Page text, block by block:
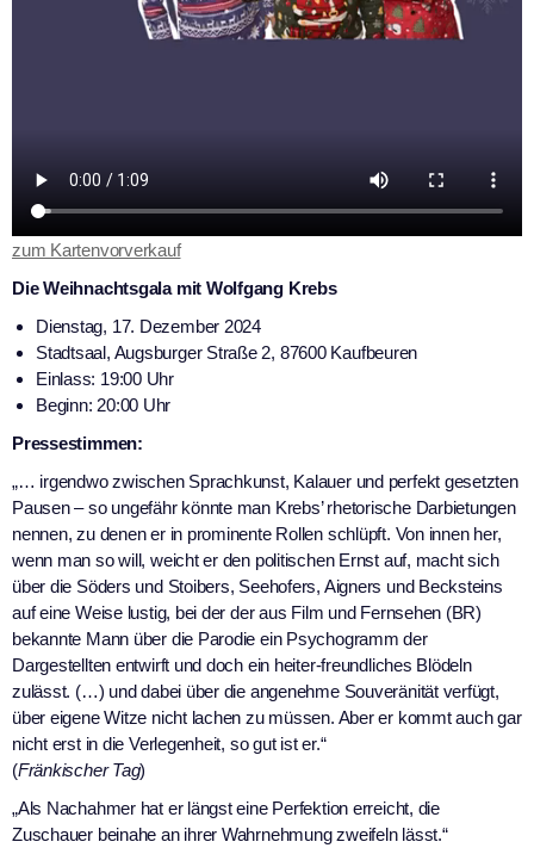
zum Kartenvorverkauf
Die Weihnachtsgala mit Wolfgang Krebs
Dienstag, 17. Dezember 2024
Stadtsaal, Augsburger Straße 2, 87600 Kaufbeuren
Einlass: 19:00 Uhr
Beginn: 20:00 Uhr
Pressestimmen:
„… irgendwo zwischen Sprachkunst, Kalauer und perfekt gesetzten
Pausen – so ungefähr könnte man Krebs’ rhetorische Darbietungen
nennen, zu denen er in prominente Rollen schlüpft. Von innen her,
wenn man so will, weicht er den politischen Ernst auf, macht sich
über die Söders und Stoibers, Seehofers, Aigners und Becksteins
auf eine Weise lustig, bei der der aus Film und Fernsehen (BR)
bekannte Mann über die Parodie ein Psychogramm der
Dargestellten entwirft und doch ein heiter-freundliches Blödeln
zulässt. (…) und dabei über die angenehme Souveränität verfügt,
über eigene Witze nicht lachen zu müssen. Aber er kommt auch gar
nicht erst in die Verlegenheit, so gut ist er.“
(Fränkischer Tag)
„Als Nachahmer hat er längst eine Perfektion erreicht, die
Zuschauer beinahe an ihrer Wahrnehmung zweifeln lässt.“